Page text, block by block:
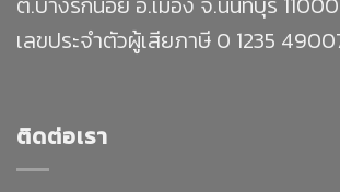
เลขประจำตัวผู้เสียภาษี 0 1235
ติดต่อเรา